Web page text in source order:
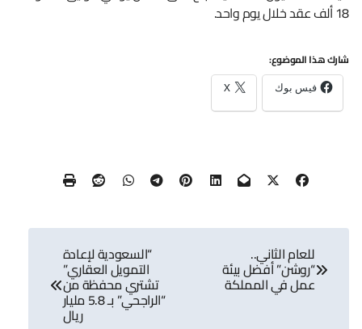
18 ألف عقد خلال يوم واحد.
شارك هذا الموضوع:
فيس بوك X
تصفّح
المقالات
للعام الثاني..
“روشن” أفضل بيئة
عمل في المملكة
“السعودية لإعادة
التمويل العقاري”
تشتري محفظة من
“الراجحي” بـ 5.8 مليار
ريال